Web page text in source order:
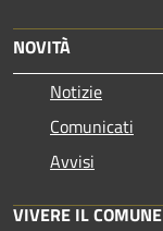
NOVITÀ
Notizie
Comunicati
Avvisi
VIVERE IL COMUNE